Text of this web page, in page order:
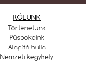
RÓLUNK
Történetünk
Püspökeink
Alapító bulla
Nemzeti kegyhely